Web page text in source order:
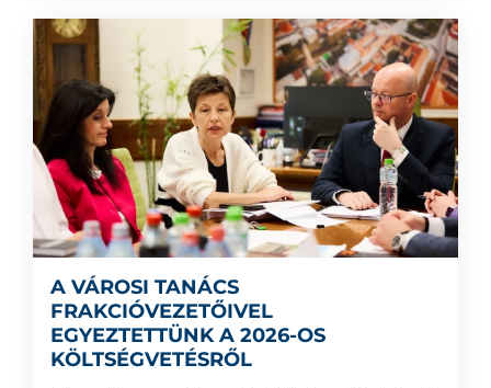
A VÁROSI TANÁCS
FRAKCIÓVEZETŐIVEL
EGYEZTETTÜNK A 2026-OS
KÖLTSÉGVETÉSRŐL